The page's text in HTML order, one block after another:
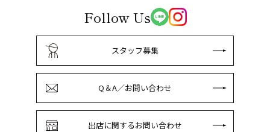
Follow Us
スタッフ募集
Q＆A／お問い合わせ
出店に関するお問い合わせ